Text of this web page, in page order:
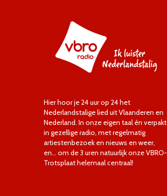
Hier hoor je 24 uur op 24 het
Nederlandstalige lied uit Vlaanderen en
Nederland. In onze eigen taal én verpakt
in gezellige radio, met regelmatig
artiestenbezoek en nieuws en weer,
en… om de 3 uren natuurlijk onze VBRO-
Trotsplaat helemaal centraal!